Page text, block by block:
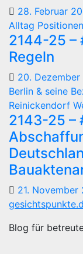
28. Februar
Alltag Positionen
2144-25 –
Regeln
20.
Berlin & seine
Reinickendorf
2143-25 –
21. November
Blog für